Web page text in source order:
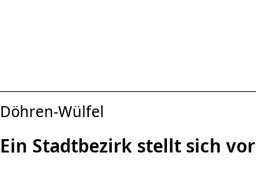
Döhren-Wülfel
Ein Stadtbezirk stellt sich vor